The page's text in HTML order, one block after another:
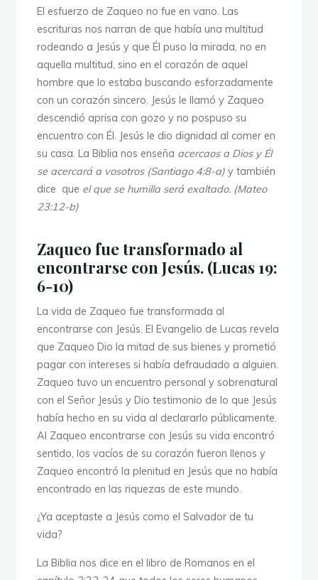
El esfuerzo de Zaqueo no fue en vano. Las
escrituras nos narran de que había una multitud
rodeando a Jesús y que Él puso la mirada, no en
aquella multitud, sino en el corazón de aquel
hombre que lo estaba buscando esforzadamente
con un corazón sincero. Jesús le llamó y Zaqueo
descendió aprisa con gozo y no pospuso su
encuentro con Él. Jesús le dio dignidad al comer en
su casa. La Biblia nos enseña acercaos a Dios y Él
se acercará a vosotros (Santiago 4:8-a) y también
dice que el que se humilla será exaltado. (Mateo
23:12-b)
Zaqueo fue transformado al
encontrarse con Jesús. (Lucas 19:
6-10)
La vida de Zaqueo fue transformada al
encontrarse con Jesús. El Evangelio de Lucas revela
que Zaqueo Dio la mitad de sus bienes y prometió
pagar con intereses si había defraudado a alguien.
Zaqueo tuvo un encuentro personal y sobrenatural
con el Señor Jesús y Dio testimonio de lo que Jesús
había hecho en su vida al declararlo públicamente.
Al Zaqueo encontrarse con Jesús su vida encontró
sentido, los vacíos de su corazón fueron llenos y
Zaqueo encontró la plenitud en Jesús que no había
encontrado en las riquezas de este mundo.
¿Ya aceptaste a Jesús como el Salvador de tu
vida?
La Biblia nos dice en el libro de Romanos en el